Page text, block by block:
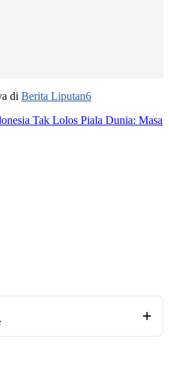
di Berita Liputan6
Tak Lolos Piala Dunia: Masa